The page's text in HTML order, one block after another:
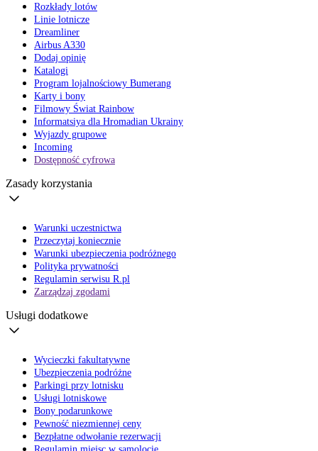
Rozkłady lotów
Linie lotnicze
Dreamliner
Airbus A330
Dodaj opinię
Katalogi
Program lojalnościowy Bumerang
Karty i bony
Filmowy Świat Rainbow
Informatsiya dla Hromadian Ukrainy
Wyjazdy grupowe
Incoming
Dostępność cyfrowa
Zasady korzystania
Warunki uczestnictwa
Przeczytaj koniecznie
Warunki ubezpieczenia podróżnego
Polityka prywatności
Regulamin serwisu R.pl
Zarządzaj zgodami
Usługi dodatkowe
Wycieczki fakultatywne
Ubezpieczenia podróżne
Parkingi przy lotnisku
Usługi lotniskowe
Bony podarunkowe
Pewność niezmiennej ceny
Bezpłatne odwołanie rezerwacji